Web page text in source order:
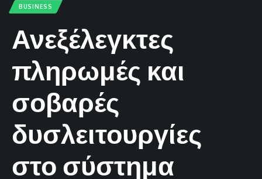
BUSINESS
Ανεξέλεγκτες
πληρωμές και
σοβαρές
δυσλειτουργίες
στο σύστημα